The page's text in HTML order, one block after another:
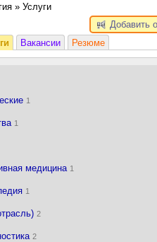
» Услуги
Добавить
Вакансии Резюме
1
1
медицина 1
1
2
2